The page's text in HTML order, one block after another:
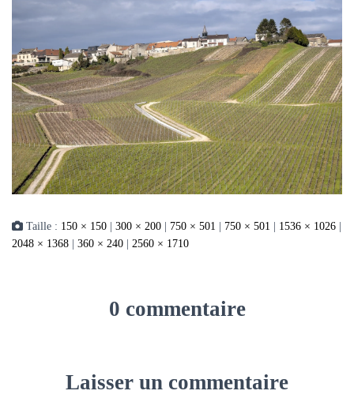
Taille : 150 × 150 300 × 200 750 × 501 750 × 501 1536 × 1026
2048 × 1368
360 × 240 2560 × 1710
0 commentaire
Laisser un commentaire